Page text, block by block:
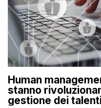
Human
stanno
gestione dei